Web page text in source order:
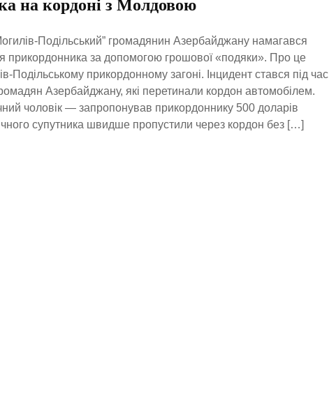
на кордоні з Молдовою
Подільський” громадянин Азербайджану намагався
прикордонника за допомогою грошової «подяки». Про це
Подільському прикордонному загоні. Інцидент стався під час
Азербайджану, які перетинали кордон автомобілем.
чоловік — запропонував прикордоннику 500 доларів
супутника швидше пропустили через кордон без […]